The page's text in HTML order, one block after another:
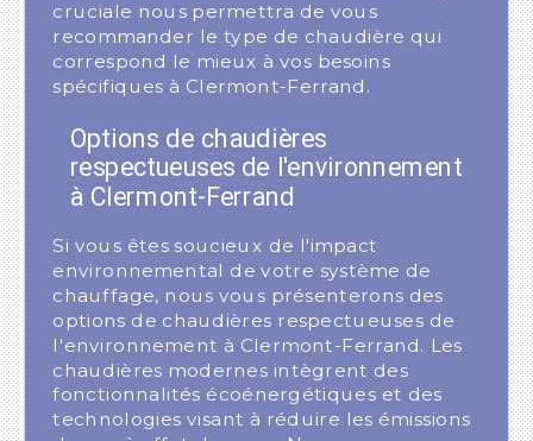
cruciale nous permettra de vous
recommander le type de chaudière qui
correspond le mieux à vos besoins
spécifiques à Clermont-Ferrand.
Options de chaudières
respectueuses de l'environnement
à Clermont-Ferrand
Si vous êtes soucieux de l'impact
environnemental de votre système de
chauffage, nous vous présenterons des
options de chaudières respectueuses de
l'environnement à Clermont-Ferrand. Les
chaudières modernes intègrent des
fonctionnalités écoénergétiques et des
technologies visant à réduire les émissions